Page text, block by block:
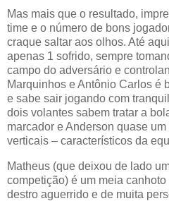
Mas mais que o resultado,
time e o número de bons
craque saltar aos olhos. Até
apenas 1 sofrido, sempre
campo do adversário e
Marquinhos e Antônio Carlos é
e sabe sair jogando com
dois volantes sabem tratar a
marcador e Anderson quase
verticais – característicos da
Matheus (que deixou de lado
competição) é um meia
destro aguerrido e de muita